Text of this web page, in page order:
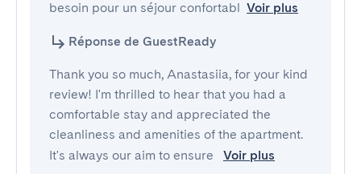
besoin pour un séjour confortabl Voir plus
Réponse de GuestReady
Thank you so much, Anastasiia, for your kind
review! I'm thrilled to hear that you had a
comfortable stay and appreciated the
cleanliness and amenities of the apartment.
It's always our aim to ensure
Voir plus